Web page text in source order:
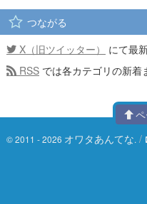
つながる
X（旧ツイッター）
にて最
RSS では各カテゴリの新着
© 2011 - 2026 オワタあんてな. /